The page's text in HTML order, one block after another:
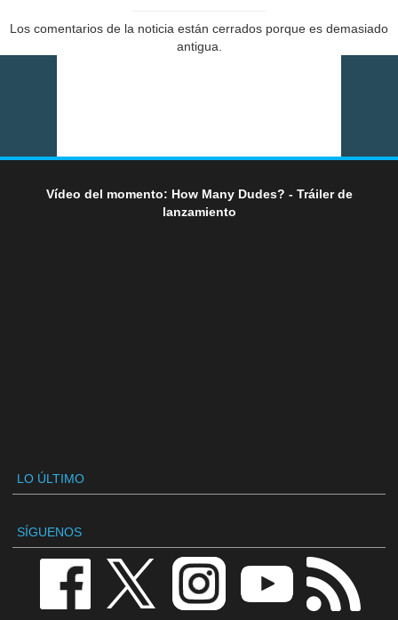
Los comentarios de la noticia están cerrados porque es demasiado
antigua.
Vídeo del momento: How Many Dudes? - Tráiler de
lanzamiento
LO ÚLTIMO
SÍGUENOS